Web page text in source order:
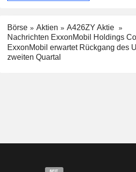
Börse Aktien
A426ZY Aktie
Nachrichten ExxonMobil Holdings
ExxonMobil erwartet Rückgang des
zweiten Quartal